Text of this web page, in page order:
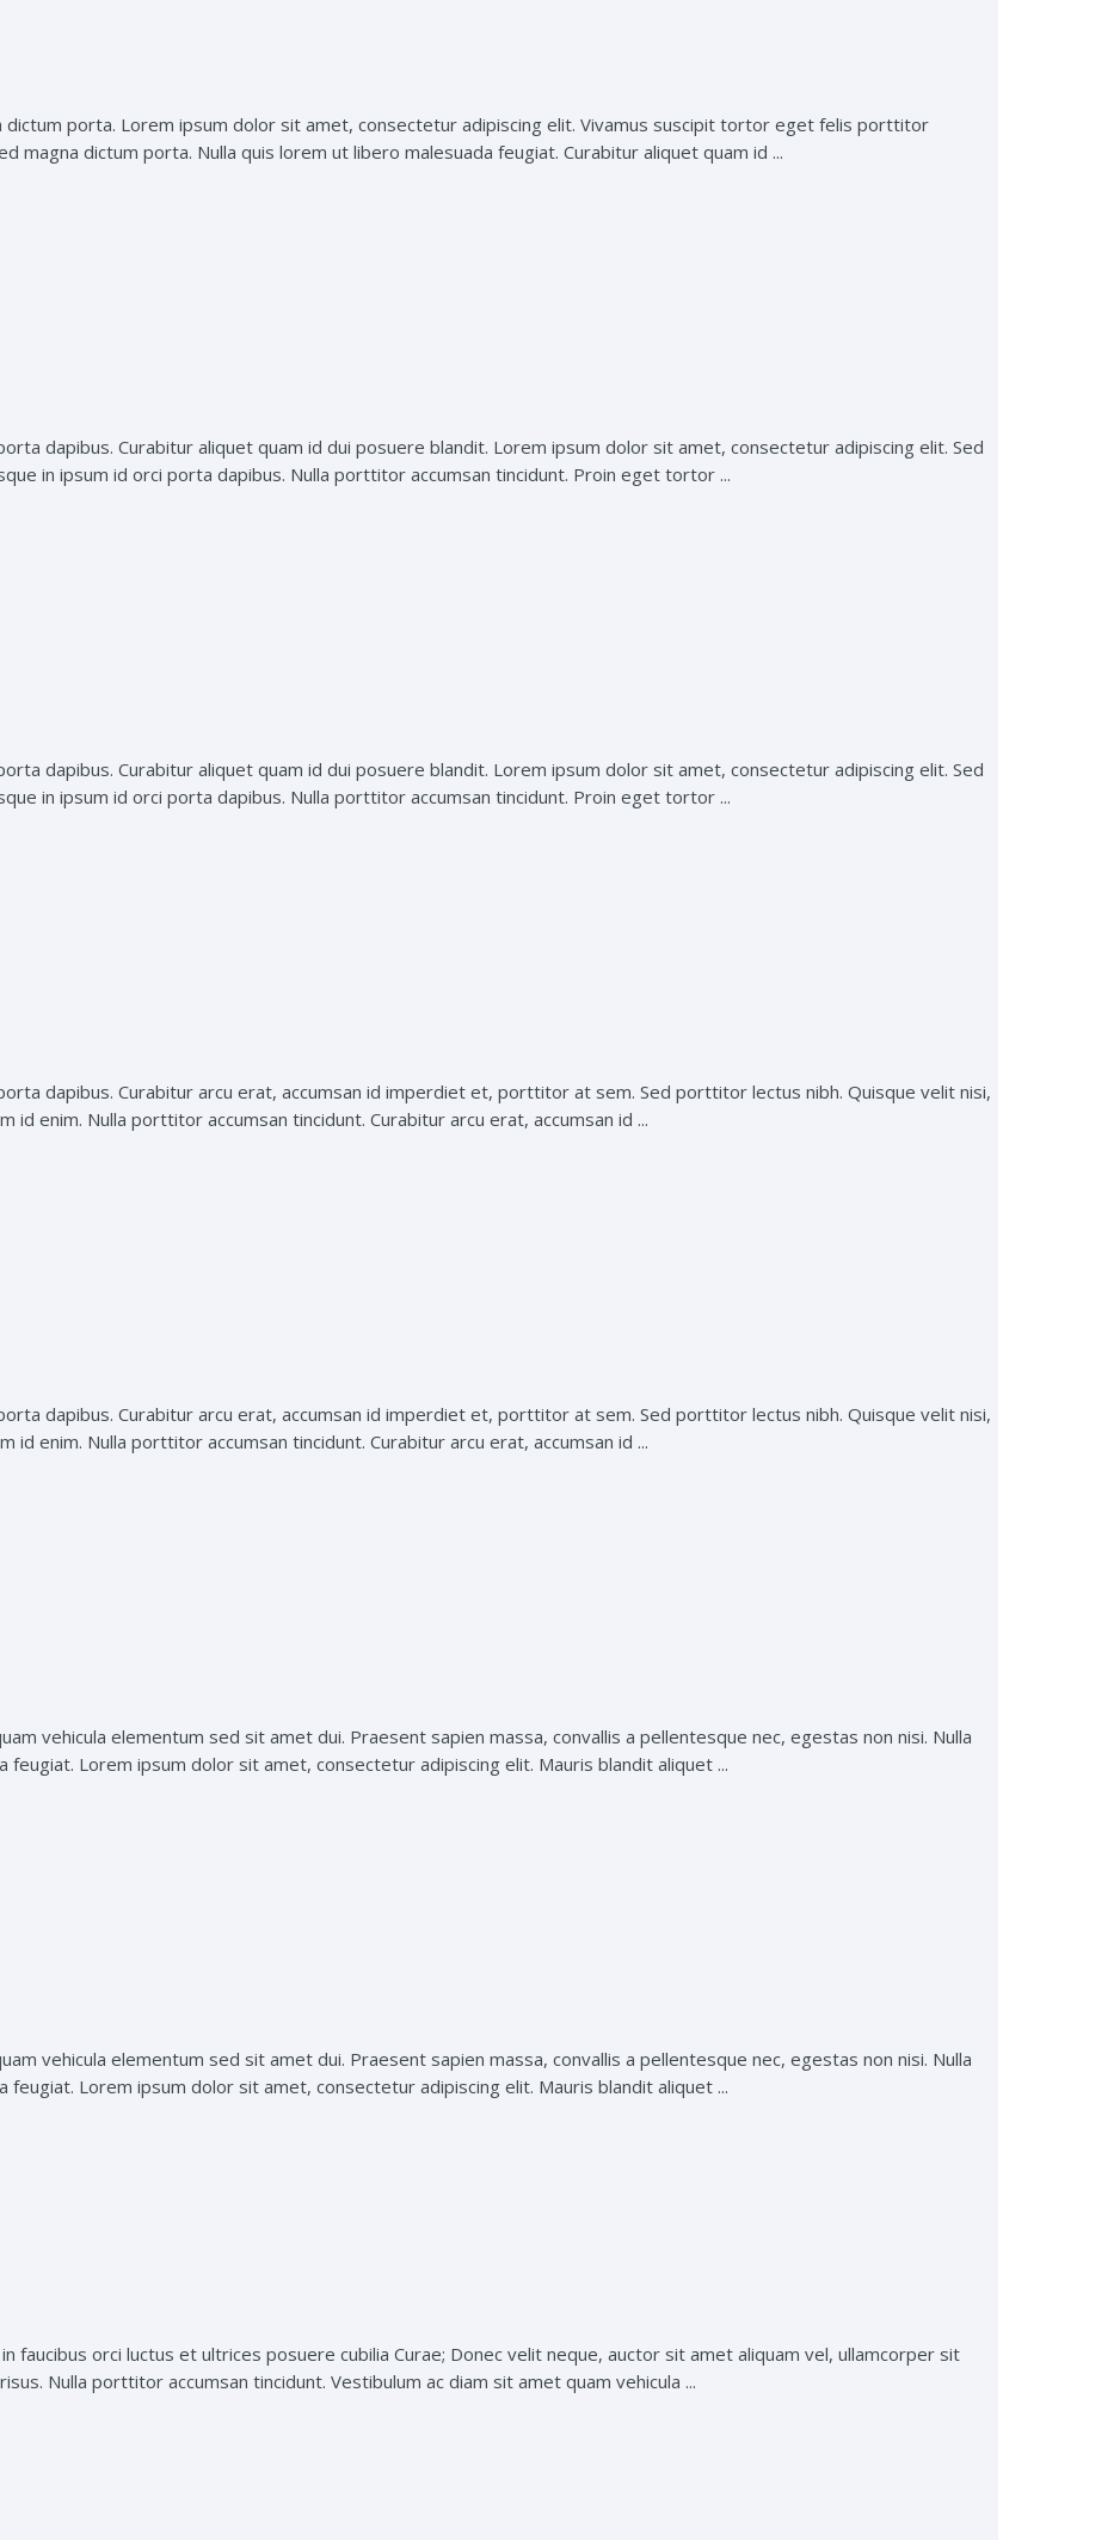
dictum porta. Lorem ipsum dolor sit amet, consectetur adipiscing elit. Vivamus suscipit tortor eget felis porttitor
magna dictum porta. Nulla quis lorem ut libero malesuada feugiat. Curabitur aliquet quam id ...
dapibus. Curabitur aliquet quam id dui posuere blandit. Lorem ipsum dolor sit amet, consectetur adipiscing elit. Sed
in ipsum id orci porta dapibus. Nulla porttitor accumsan tincidunt. Proin eget tortor ...
dapibus. Curabitur aliquet quam id dui posuere blandit. Lorem ipsum dolor sit amet, consectetur adipiscing elit. Sed
in ipsum id orci porta dapibus. Nulla porttitor accumsan tincidunt. Proin eget tortor ...
dapibus. Curabitur arcu erat, accumsan id imperdiet et, porttitor at sem. Sed porttitor lectus nibh. Quisque velit nisi,
id enim. Nulla porttitor accumsan tincidunt. Curabitur arcu erat, accumsan id ...
dapibus. Curabitur arcu erat, accumsan id imperdiet et, porttitor at sem. Sed porttitor lectus nibh. Quisque velit nisi,
id enim. Nulla porttitor accumsan tincidunt. Curabitur arcu erat, accumsan id ...
vehicula elementum sed sit amet dui. Praesent sapien massa, convallis a pellentesque nec, egestas non nisi. Nulla
feugiat. Lorem ipsum dolor sit amet, consectetur adipiscing elit. Mauris blandit aliquet ...
vehicula elementum sed sit amet dui. Praesent sapien massa, convallis a pellentesque nec, egestas non nisi. Nulla
feugiat. Lorem ipsum dolor sit amet, consectetur adipiscing elit. Mauris blandit aliquet ...
faucibus orci luctus et ultrices posuere cubilia Curae; Donec velit neque, auctor sit amet aliquam vel, ullamcorper sit
Nulla porttitor accumsan tincidunt. Vestibulum ac diam sit amet quam vehicula ...